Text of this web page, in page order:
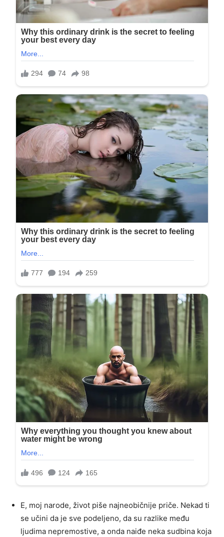
E, moj narode, život piše najneobičnije priče. Nekad ti
se učini da je sve podeljeno, da su razlike među
ljudima nepremostive, a onda naiđe neka sudbina koja